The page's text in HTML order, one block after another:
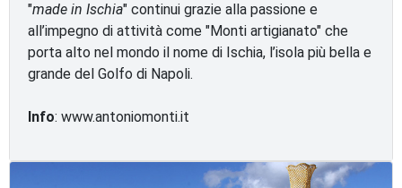
"made in Ischia" continui grazie alla passione e
all’impegno di attività come "Monti artigianato" che
porta alto nel mondo il nome di Ischia, l’isola più bella e
grande del Golfo di Napoli.
Info: www.antoniomonti.it